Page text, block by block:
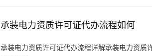
承装电力资质许可证代办流程如何
承装电力资质许可证代办流程详解承装电力资质